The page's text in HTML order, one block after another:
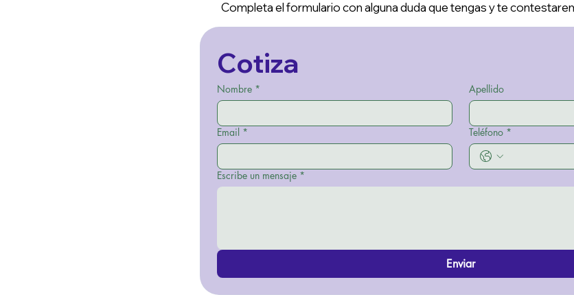
Completa el formulario con alguna duda que tengas y te
Cotiza
Nombre * Apellido
Email * Teléfono *
Escribe un mensaje *
Enviar